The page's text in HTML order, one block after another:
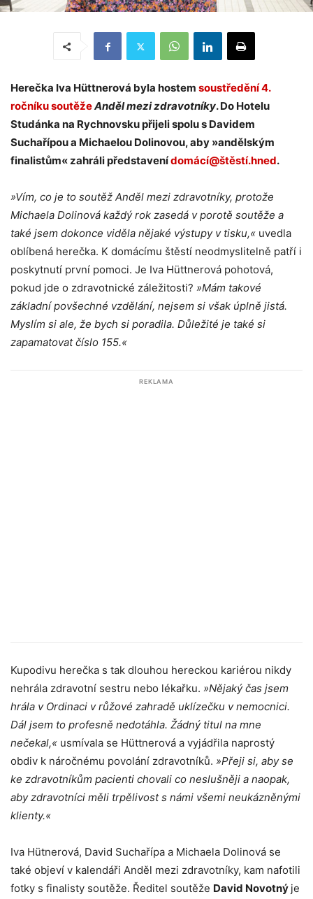
Herečka Iva Hüttnerová byla hostem soustředění 4.
ročníku soutěžeAnděl mezi zdravotníky. Do Hotelu
Studánka na Rychnovsku přijeli spolu s Davidem
Suchařípou a Michaelou Dolinovou, aby »andělským
finalistům« zahráli představenídomácí@štěstí.hned.
»Vím, co je to soutěž Anděl mezi zdravotníky, protože
Michaela Dolinová každý rok zasedá v porotě soutěže a
také jsem dokonce viděla nějaké výstupy v tisku,« uvedla
oblíbená herečka. K domácímu štěstí neodmyslitelně patří i
poskytnutí první pomoci. Je Iva Hüttnerová pohotová,
pokud jde o zdravotnické záležitosti? »Mám takové
základní povšechné vzdělání, nejsem si však úplně jistá.
Myslím si ale, že bych si poradila. Důležité je také si
zapamatovat číslo 155.«
REKLAMA
Kupodivu herečka s tak dlouhou hereckou kariérou nikdy
nehrála zdravotní sestru nebo lékařku. »Nějaký čas jsem
hrála v Ordinaci v růžové zahradě uklízečku v nemocnici.
Dál jsem to profesně nedotáhla. Žádný titul na mne
nečekal,« usmívala se Hüttnerová a vyjádřila naprostý
obdiv k náročnému povolání zdravotníků. »Přeji si, aby se
ke zdravotníkům pacienti chovali co neslušněji a naopak,
aby zdravotníci měli trpělivost s námi všemi neukázněnými
klienty.«
Iva Hütnerová, David Suchařípa a Michaela Dolinová se
také objeví v kalendáři Anděl mezi zdravotníky, kam nafotili
fotky s finalisty soutěže. Ředitel soutěže David Novotný je